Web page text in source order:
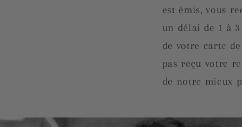
est émis, vous
un délai de 1 à
de votre carte
pas reçu votre
de notre mieux